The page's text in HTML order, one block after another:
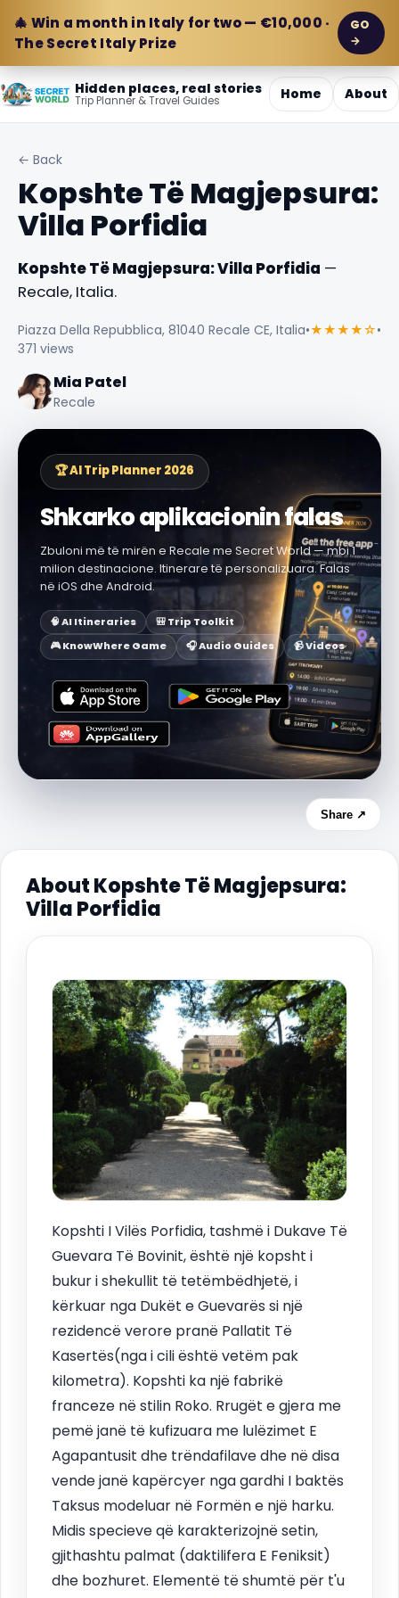
🎄 Win a month in Italy for two — €10,000 ·
The Secret Italy Prize
GO
→
Hidden places, real stories
Trip Planner & Travel Guides Home About
← Back
Kopshte Të Magjepsura:
Villa Porfidia
Kopshte Të Magjepsura: Villa Porfidia —
Recale, Italia.
Piazza Della Repubblica, 81040 Recale CE, Italia•★★★★☆•
371 views
Mia Patel
Recale
🏆 AI Trip Planner 2026
Shkarko aplikacionin falas
Zbuloni më të mirën e Recale me Secret World — mbi 1
milion destinacione. Itinerare të personalizuara. Falas
në iOS dhe Android.
🧠 AI Itineraries
🎒 Trip Toolkit
🎮 KnowWhere Game
🎧 Audio Guides 📹 Videos
Share ↗
About Kopshte Të Magjepsura:
Villa Porfidia
Kopshti I Vilës Porfidia, tashmë i Dukave Të
Guevara Të Bovinit, është një kopsht i
bukur i shekullit të tetëmbëdhjetë, i
kërkuar nga Dukët e Guevarës si një
rezidencë verore pranë Pallatit Të
Kasertës(nga i cili është vetëm pak
kilometra). Kopshti ka një fabrikë
franceze në stilin Roko. Rrugët e gjera me
pemë janë të kufizuara me lulëzimet E
Agapantusit dhe trëndafilave dhe në disa
vende janë kapërcyer nga gardhi I baktës
Taksus modeluar në Formën e një harku.
Midis specieve që karakterizojnë setin,
gjithashtu palmat (daktilifera E Feniksit)
dhe bozhuret. Elementë të shumtë për t'u